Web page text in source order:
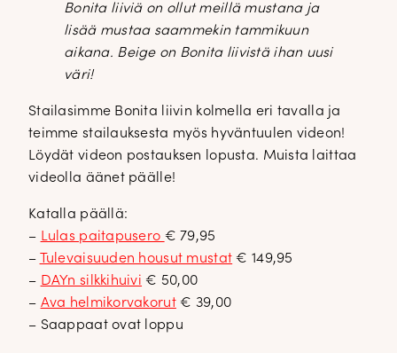
Bonita liiviä on ollut meillä mustana ja
lisää mustaa saammekin tammikuun
aikana. Beige on Bonita liivistä ihan uusi
väri!
Stailasimme Bonita liivin kolmella eri tavalla ja
teimme stailauksesta myös hyväntuulen videon!
Löydät videon postauksen lopusta. Muista laittaa
videolla äänet päälle!
Katalla päällä:
– Lulas paitapusero € 79,95
–
Tulevaisuuden housut mustat € 149,95
– DAYn silkkihuivi € 50,00
– Ava helmikorvakorut€ 39,00
– Saappaat ovat loppu